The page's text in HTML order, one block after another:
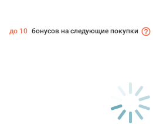
до 10 бонусов на следующие покупки